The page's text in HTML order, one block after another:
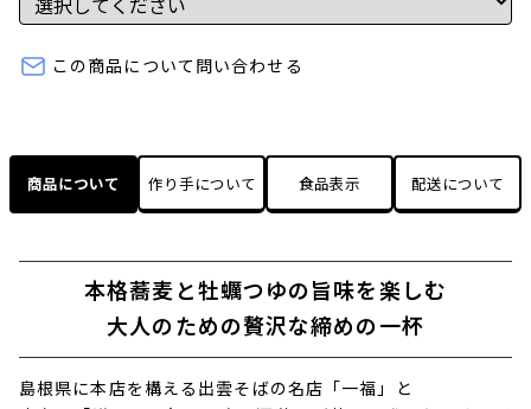
この商品について問い合わせる
商品について 作り手について 食品表示 配送について
本格蕎麦と牡蠣つゆの旨味を楽しむ
大人のための贅沢な締めの一杯
島根県に本店を構える出雲そばの名店「一福」と